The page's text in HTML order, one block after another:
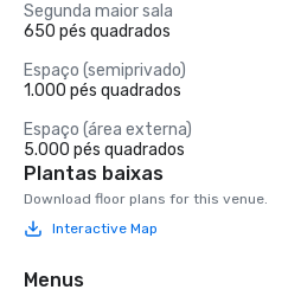
Segunda maior sala
650 pés quadrados
Espaço (semiprivado)
1.000 pés quadrados
Espaço (área externa)
5.000 pés quadrados
Plantas baixas
Download floor plans for this venue.
Interactive Map
Menus